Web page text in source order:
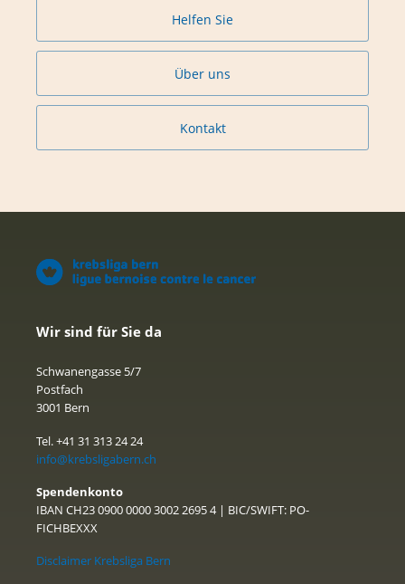
Helfen Sie
Über uns
Kontakt
Wir sind für Sie da
Schwanengasse 5/7
Postfach
3001 Bern
Tel. +41 31 313 24 24
info@krebsligabern.ch
Spendenkonto
IBAN CH23 0900 0000 3002 2695 4 | BIC/SWIFT: PO-
FICHBEXXX
Disclaimer Krebsliga Bern